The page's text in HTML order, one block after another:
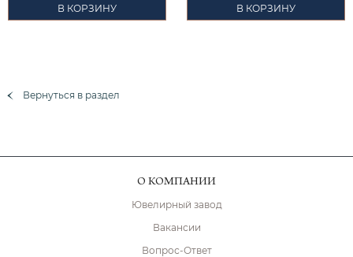
В КОРЗИНУ В КОРЗИНУ
Вернуться в раздел
О КОМПАНИИ
Ювелирный завод
Вакансии
Вопрос-Ответ